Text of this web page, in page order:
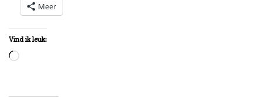
Meer
Vind ik leuk:
Aan